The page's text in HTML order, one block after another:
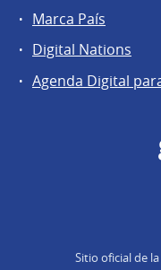
Marca País
Digital Nations
Agenda Digital
Sitio oficial de